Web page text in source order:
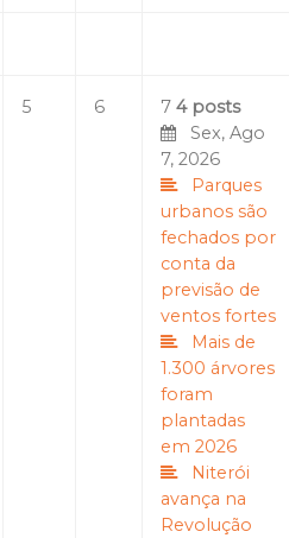
5 6 7 4 posts
Sex, Ago
7, 2026
Parques
urbanos são
fechados por
conta da
previsão de
ventos fortes
Mais de
1.300 árvores
foram
plantadas
em 2026
Niterói
avança na
Revolução